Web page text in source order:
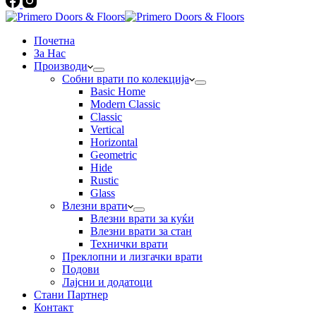
Почетна
За Нас
Производи
Собни врати по колекција
Basic Home
Modern Classic
Classic
Vertical
Horizontal
Geometric
Hide
Rustic
Glass
Влезни врати
Влезни врати за куќи
Влезни врати за стан
Технички врати
Преклопни и лизгачки врати
Подови
Лајсни и додатоци
Стани Партнер
Контакт